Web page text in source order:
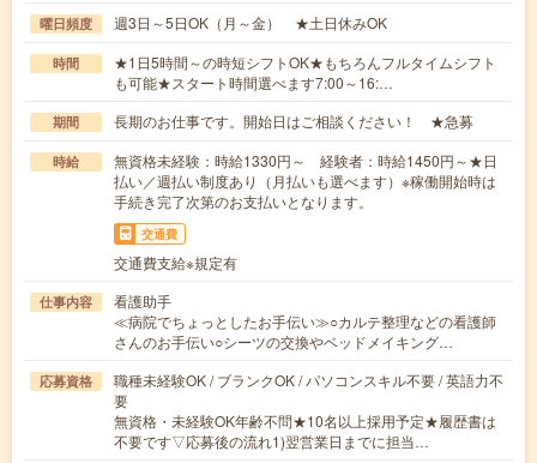
曜日頻度 週3日～5日OK（月～金） ★土日休みOK
時間
★1日5時間～の時短シフトOK★もちろんフルタイムシフト
も可能★スタート時間選べます7:00～16:…
期間 長期のお仕事です。開始日はご相談ください！ ★急募
時給
無資格未経験：時給1330円～ 経験者：時給1450円～★日
払い／週払い制度あり（月払いも選べます）※稼働開始時は
手続き完了次第のお支払いとなります。
交通費
交通費支給※規定有
仕事内容
看護助手
≪病院でちょっとしたお手伝い≫○カルテ整理などの看護師
さんのお手伝い○シーツの交換やベッドメイキング…
応募資格
職種未経験OK / ブランクOK / パソコンスキル不要 / 英語力不
要
無資格・未経験OK年齢不問★10名以上採用予定★履歴書は
不要です▽応募後の流れ1)翌営業日までに担当…